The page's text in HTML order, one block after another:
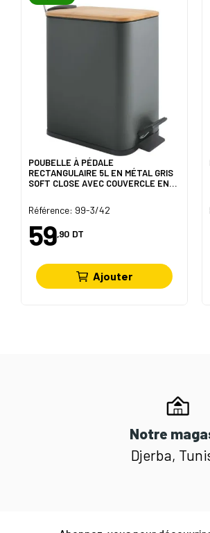
POUBELLE À PÉDALE
RECTANGULAIRE 5L EN MÉTAL GRIS
SOFT CLOSE AVEC COUVERCLE EN
Référence: 99-3/42
59,90 DT
Ajouter
Notre
Djerba,